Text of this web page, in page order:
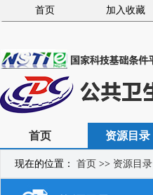
首页 加入收藏
首页 资源目录
现在的位置： 首页 >> 资源目录